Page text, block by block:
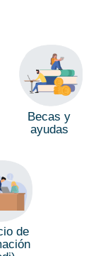
Becas y
ayudas
de